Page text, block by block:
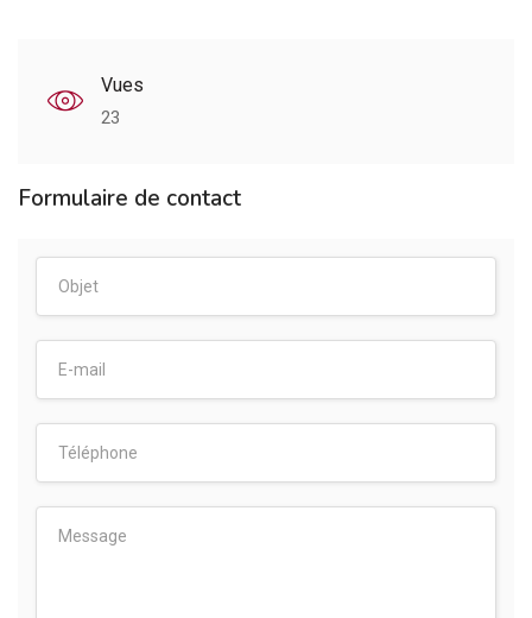
Vues
23
Formulaire de contact